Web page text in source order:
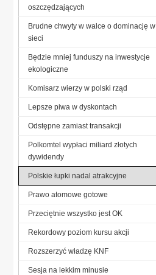
oszczędzających
Brudne chwyty w walce o dominację w
sieci
Będzie mniej funduszy na inwestycje
ekologiczne
Komisarz wierzy w polski rząd
Lepsze piwa w dyskontach
Odstępne zamiast transakcji
Polkomtel wypłaci miliard złotych
dywidendy
Polskie łupki nadal atrakcyjne
Prawo atomowe gotowe
Przeciętnie wszystko jest OK
Rekordowy poziom kursu akcji
Rozszerzyć władzę KNF
Sesja na lekkim minusie